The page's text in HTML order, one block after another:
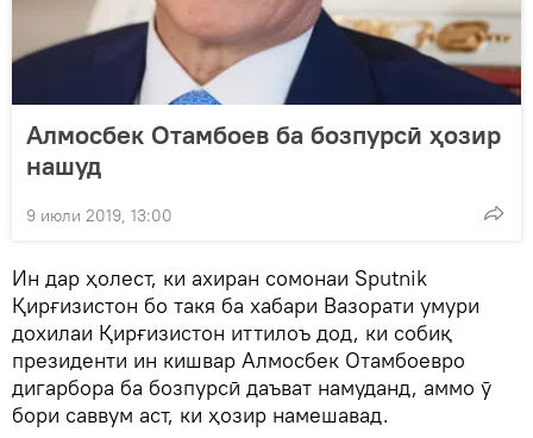
Алмосбек Отамбоев ба бозпурсӣ ҳозир
нашуд
9 июли 2019, 13:00
Ин дар ҳолест, ки ахиран сомонаи Sputnik
Қирғизистон бо такя ба хабари Вазорати умури
дохилаи Қирғизистон иттилоъ дод, ки собиқ
президенти ин кишвар Алмосбек Отамбоевро
дигарбора ба бозпурсӣ даъват намуданд, аммо ӯ
бори саввум аст, ки ҳозир намешавад.